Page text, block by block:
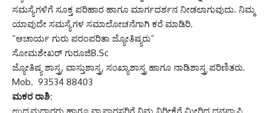
ಸಮಸ್ಯೆಗಳಿಗೆ ಸೂಕ್ತ ಪರಿಹಾರ ಹಾಗೂ ಮಾರ್ಗದರ್ಶನ ನೀಡಲಾಗುವುದು. ನಿಮ್ಮ
ಯಾವುದೇ ಸಮಸ್ಯೆಗಳ ಸಮಾಲೋಚನೆಗಾಗಿ ಕರೆ ಮಾಡಿರಿ.
“ಆಚಾರ್ಯ ಗುರು ಪರಂಪರಿತಾ ಜ್ಯೋತಿಷ್ಯರು”
ಸೋಮಶೇಖರ್ ಗುರೂಜಿB.Sc
ಜ್ಯೋತಿಷ್ಯ ಶಾಸ್ತ್ರ, ವಾಸ್ತುಶಾಸ್ತ್ರ, ಸಂಖ್ಯಾಶಾಸ್ತ್ರ ಹಾಗೂ ನಾಡಿಶಾಸ್ತ್ರ ಪರಿಣಿತರು.
Mob. 93534 88403
ಮಕರ ರಾಶಿ: